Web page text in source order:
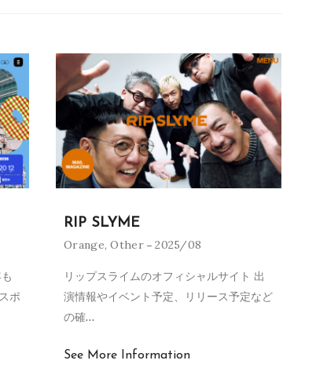
ポ
RIP SLYME
Orange,Other 2025/08
リップスライムのオフィシャルサイト 出
演情報やイベント予定、リリース予定など
の確…
See More Information